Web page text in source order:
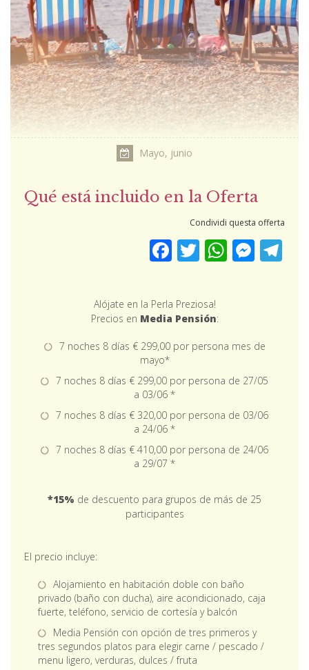
Mayo, junio
Qué está incluido en la Oferta
Condividi questa offerta
FacebookTwitter WhatsAppMessenger
Alójate en la Perla Preziosa!
Precios en Media Pensión:
7 noches 8 días € 299,00 por persona mes de
mayo*
7 noches 8 días € 299,00 por persona de 27/05
a 03/06 *
7 noches 8 días € 320,00 por persona de 03/06
a 24/06 *
7 noches 8 días € 410,00 por persona de 24/06
a 29/07 *
*15% de descuento para grupos de más de 25
participantes
El precio incluye:
Alojamiento en habitación doble con baño
privado (baño con ducha), aire acondicionado, caja
fuerte, teléfono, servicio de cortesía y balcón
Media Pensión con opción de tres primeros y
tres segundos platos para elegir carne / pescado /
menu ligero, verduras, dulces / fruta